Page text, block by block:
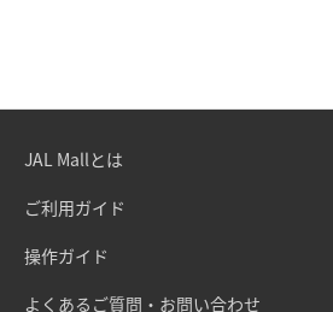
JAL Mallとは
ご利用ガイド
操作ガイド
よくあるご質問・お問い合わせ